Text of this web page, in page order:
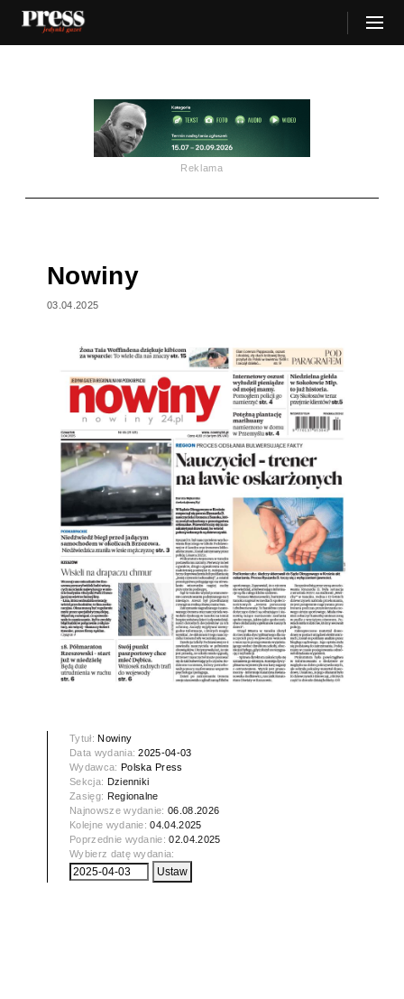
Reklama
Nowiny
03.04.2025
Tytuł: Nowiny
Data wydania:2025-04-03
Wydawca: Polska Press
Sekcja: Dzienniki
Zasięg: Regionalne
Najnowsze wydanie:06.08.2026
Kolejne wydanie:04.04.2025
Poprzednie wydanie:02.04.2025
Wybierz datę wydania: